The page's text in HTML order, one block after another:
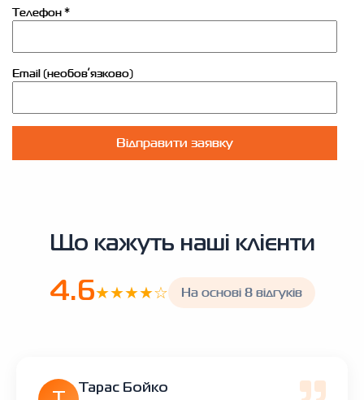
Телефон *
Email (необовʼязково)
Відправити заявку
Що кажуть наші клієнти
4.6★★★★☆ На основі 8 відгуків
Тарас Бойко